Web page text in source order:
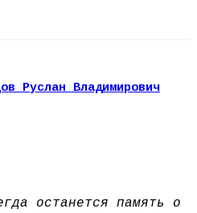
Руслан Владимирович
останется память о